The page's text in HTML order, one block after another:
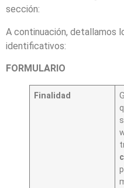
sección:
A continuación, detallamos
identificativos:
FORMULARIO
Finalidad